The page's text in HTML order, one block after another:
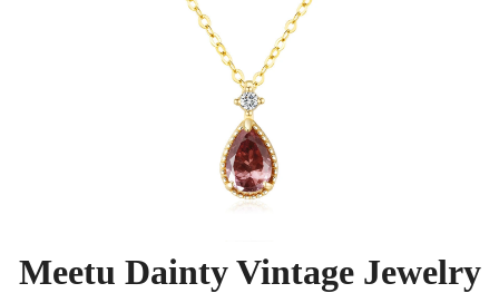
Meetu Dainty Vintage Jewelry